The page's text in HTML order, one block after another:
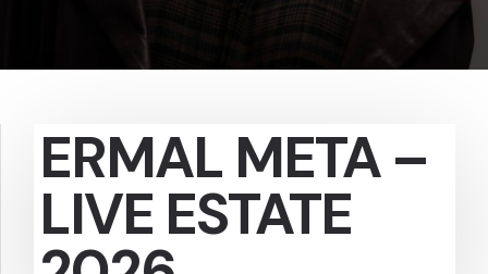
ERMAL META –
LIVE ESTATE